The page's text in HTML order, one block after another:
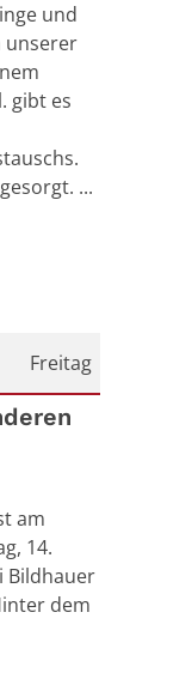
und
unserer
gibt es
...
Freitag
am
14.
Bildhauer
dem